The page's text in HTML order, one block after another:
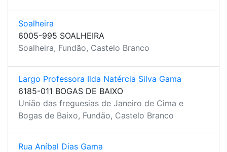
Soalheira
6005-995 SOALHEIRA
Soalheira, Fundão, Castelo Branco
Largo Professora Ilda Natércia Silva Gama
6185-011 BOGAS DE BAIXO
União das freguesias de Janeiro de Cima e
Bogas de Baixo, Fundão, Castelo Branco
Rua Aníbal Dias Gama